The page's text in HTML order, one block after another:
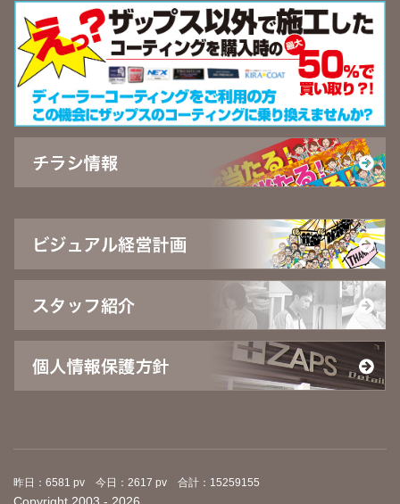
昨日：6581 pv 今日：2617 pv 合計：15259155